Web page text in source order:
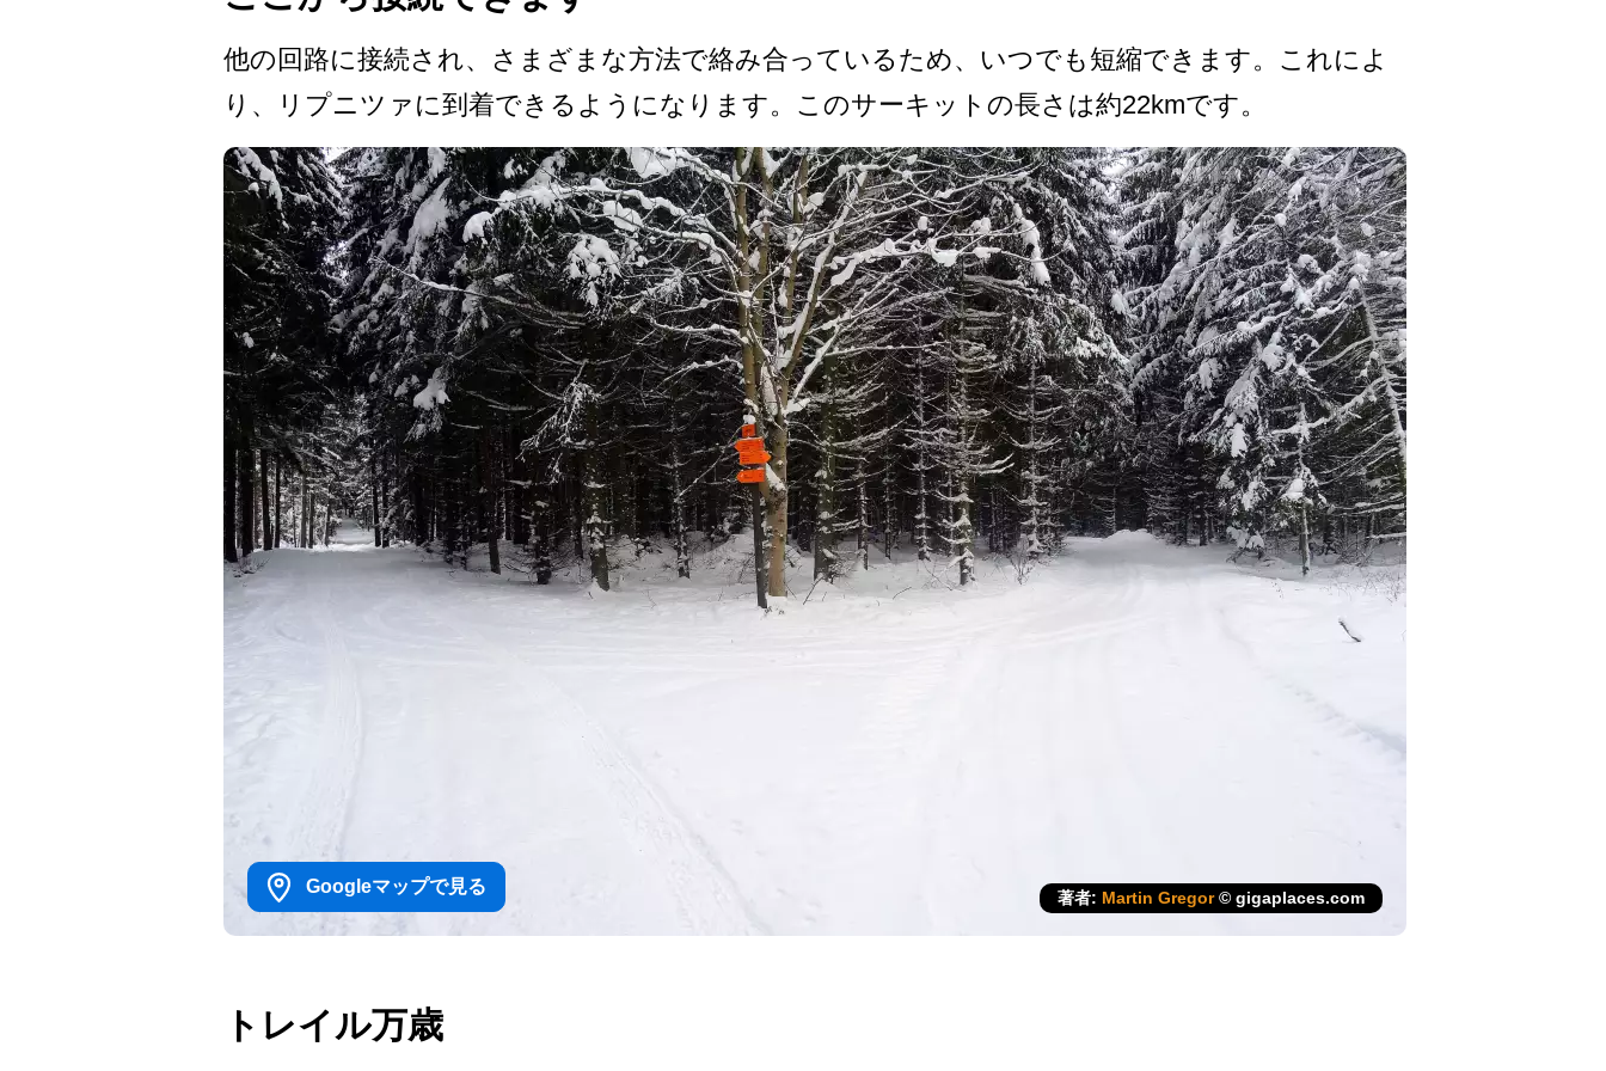
他の回路に接続され、さまざ­まな方法で絡み合っているため、いつでも短縮できま­す。これによ
り、リプニツァに到着できるようになり­ます。このサーキットの長さは約22kmです。
Googleマップで見る
著者: Martin Gregor© gigaplaces.com
トレイル万歳